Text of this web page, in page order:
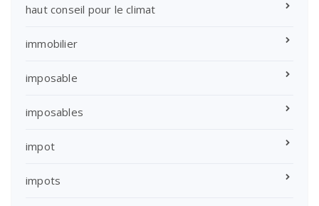
haut conseil pour le climat
immobilier
imposable
imposables
impot
impots